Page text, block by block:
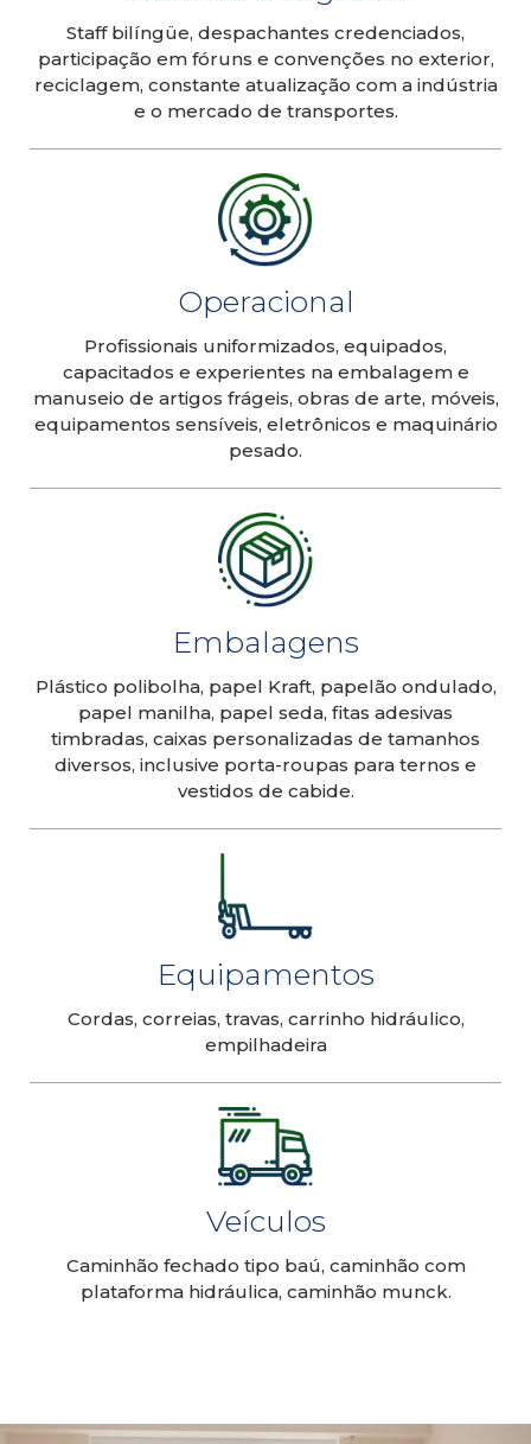
Staff bilíngüe, despachantes credenciados,
participação em fóruns e convenções no exterior,
reciclagem, constante atualização com a indústria
e o mercado de transportes.
Operacional
Profissionais uniformizados, equipados,
capacitados e experientes na embalagem e
manuseio de artigos frágeis, obras de arte, móveis,
equipamentos sensíveis, eletrônicos e maquinário
pesado.
Embalagens
Plástico polibolha, papel Kraft, papelão ondulado,
papel manilha, papel seda, fitas adesivas
timbradas, caixas personalizadas de tamanhos
diversos, inclusive porta-roupas para ternos e
vestidos de cabide.
Equipamentos
Cordas, correias, travas, carrinho hidráulico,
empilhadeira
Veículos
Caminhão fechado tipo baú, caminhão com
plataforma hidráulica, caminhão munck.